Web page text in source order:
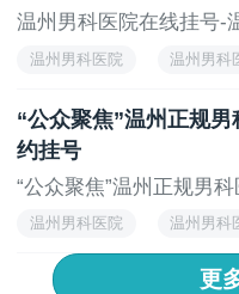
温州男科医院在线挂号-
温州男科医院 温州男科
“公众聚焦”温州正规
约挂号
“公众聚焦”温州正规男
温州男科医院 温州男科
更